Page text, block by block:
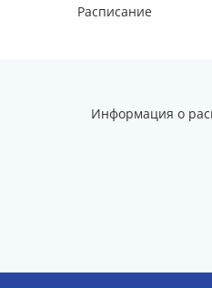
Расписание
Информация о